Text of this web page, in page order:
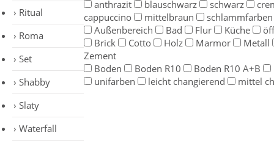
Ritual
Roma
Set
Shabby
Slaty
Waterfall
anthrazit
blauschwarz schwarz
cappuccino
mittelbraun
schlammfarben
Außenbereich
Bad Flur Küche
Brick
Cotto Holz Marmor
Metall
Zement
Boden
Boden R10 Boden R10 A+B
unifarben
leicht changierend mittel